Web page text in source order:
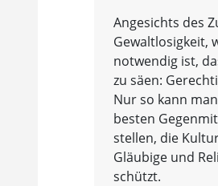
Angesichts des
Gewaltlosigkeit,
notwendig ist,
zu säen:
Nur so kann
besten
stellen, die
Gläubige und
schützt.